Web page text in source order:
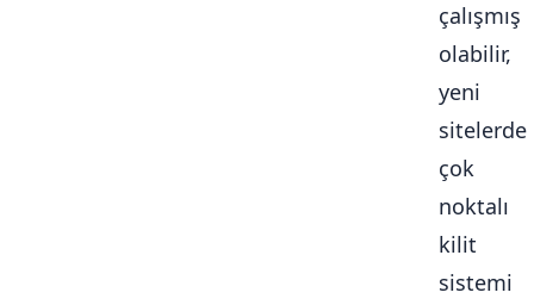
çalışmış
olabilir,
yeni
sitelerde
çok
noktalı
kilit
sistemi